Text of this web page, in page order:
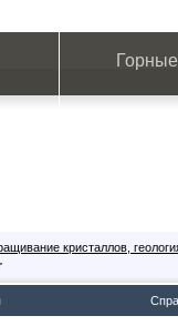
кристаллов,